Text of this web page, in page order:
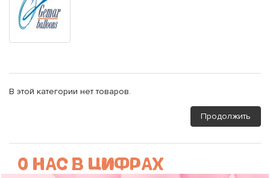
В этой категории нет товаров.
Продолжить
О НАС В ЦИФРАХ